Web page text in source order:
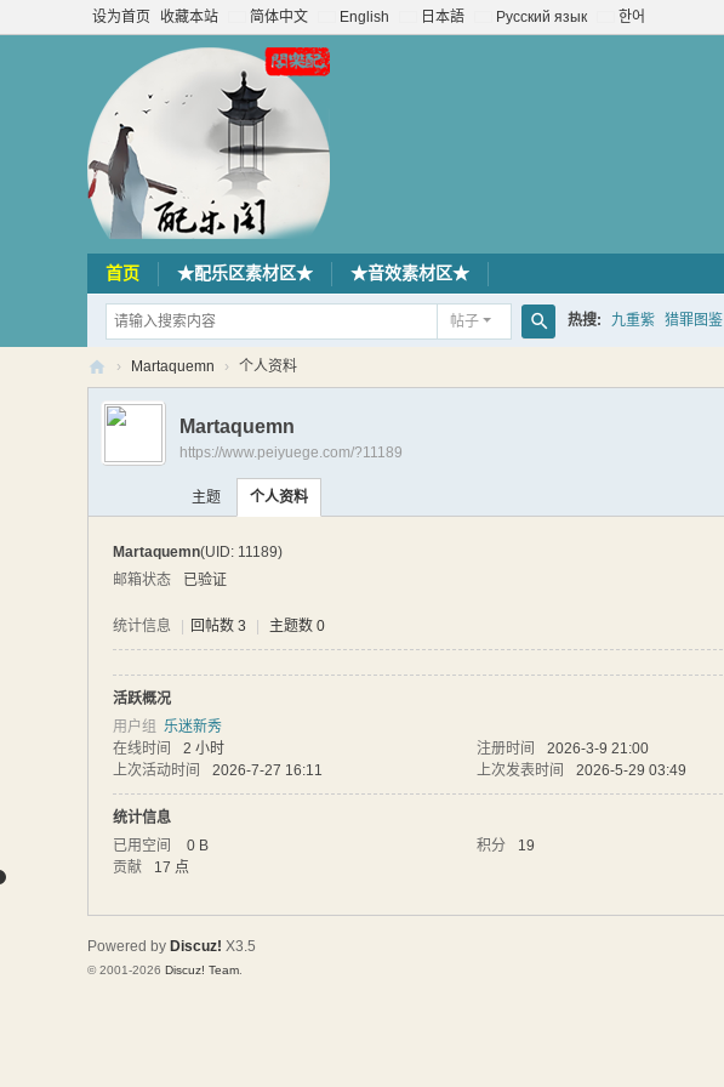
设为首页 收藏本站 简体中文 English 日本語 Русский язык 한어
首页 ★配乐区素材区★ ★音效素材区★
帖子
索
热搜: 九重紫 猎罪图鉴
配
阁
› Martaquemn › 个人资料
Martaquemn
https://www.peiyuege.com/?11189
主题 个人资料
Martaquemn(UID: 11189)
邮箱状态
已验证
统计信息 回帖数 3 主题数 0
活跃概况
用户组 乐迷新秀
在线时间
2 小时 注册时间 2026-3-9 21:00
上次活动时间
2026-7-27 16:11 上次发表时间 2026-5-29 03:49
统计信息
已用空间
0 B 积分 19
贡献
17 点
Powered by Discuz! X3.5
© 2001-2026 Discuz! Team